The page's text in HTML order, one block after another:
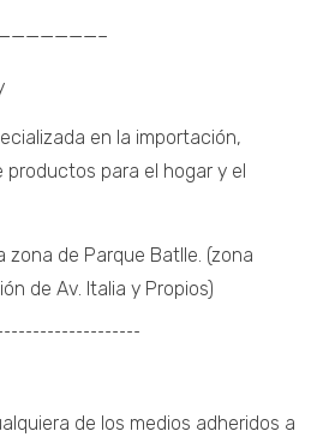
en la importación,
para el hogar y el
zona de Parque Batlle. (zona
de Av. Italia y Propios)
de los medios adheridos a